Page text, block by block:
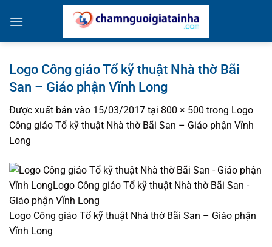
qua
Logo Công giáo Tổ kỹ thuật Nhà thờ Bãi
San – Giáo phận Vĩnh Long
Được xuất bản vào 15/03/2017 tại 800 × 500 trong Logo
Công giáo Tổ kỹ thuật Nhà thờ Bãi San – Giáo phận Vĩnh
Long
Logo Công giáo Tổ kỹ thuật Nhà thờ Bãi San – Giáo phận
Vĩnh Long